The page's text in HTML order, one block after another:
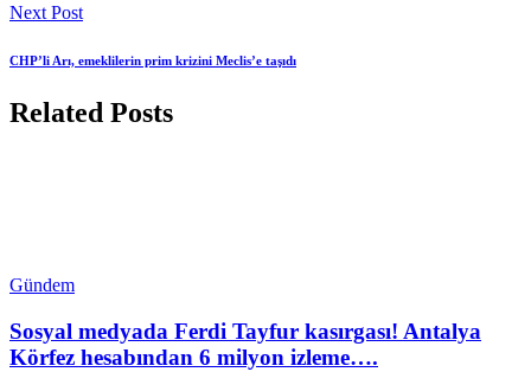
Next Post
CHP’li Arı, emeklilerin prim krizini Meclis’e taşıdı
Related Posts
Gündem
Sosyal medyada Ferdi Tayfur kasırgası! Antalya
Körfez hesabından 6 milyon izleme….